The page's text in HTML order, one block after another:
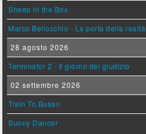
Sheep in the Box
Marco Bellocchio - La porta della realtà
28 agosto 2026
Terminator 2 - Il giorno del giudizio
02 settembre 2026
Train To Busan
Sunny Dancer